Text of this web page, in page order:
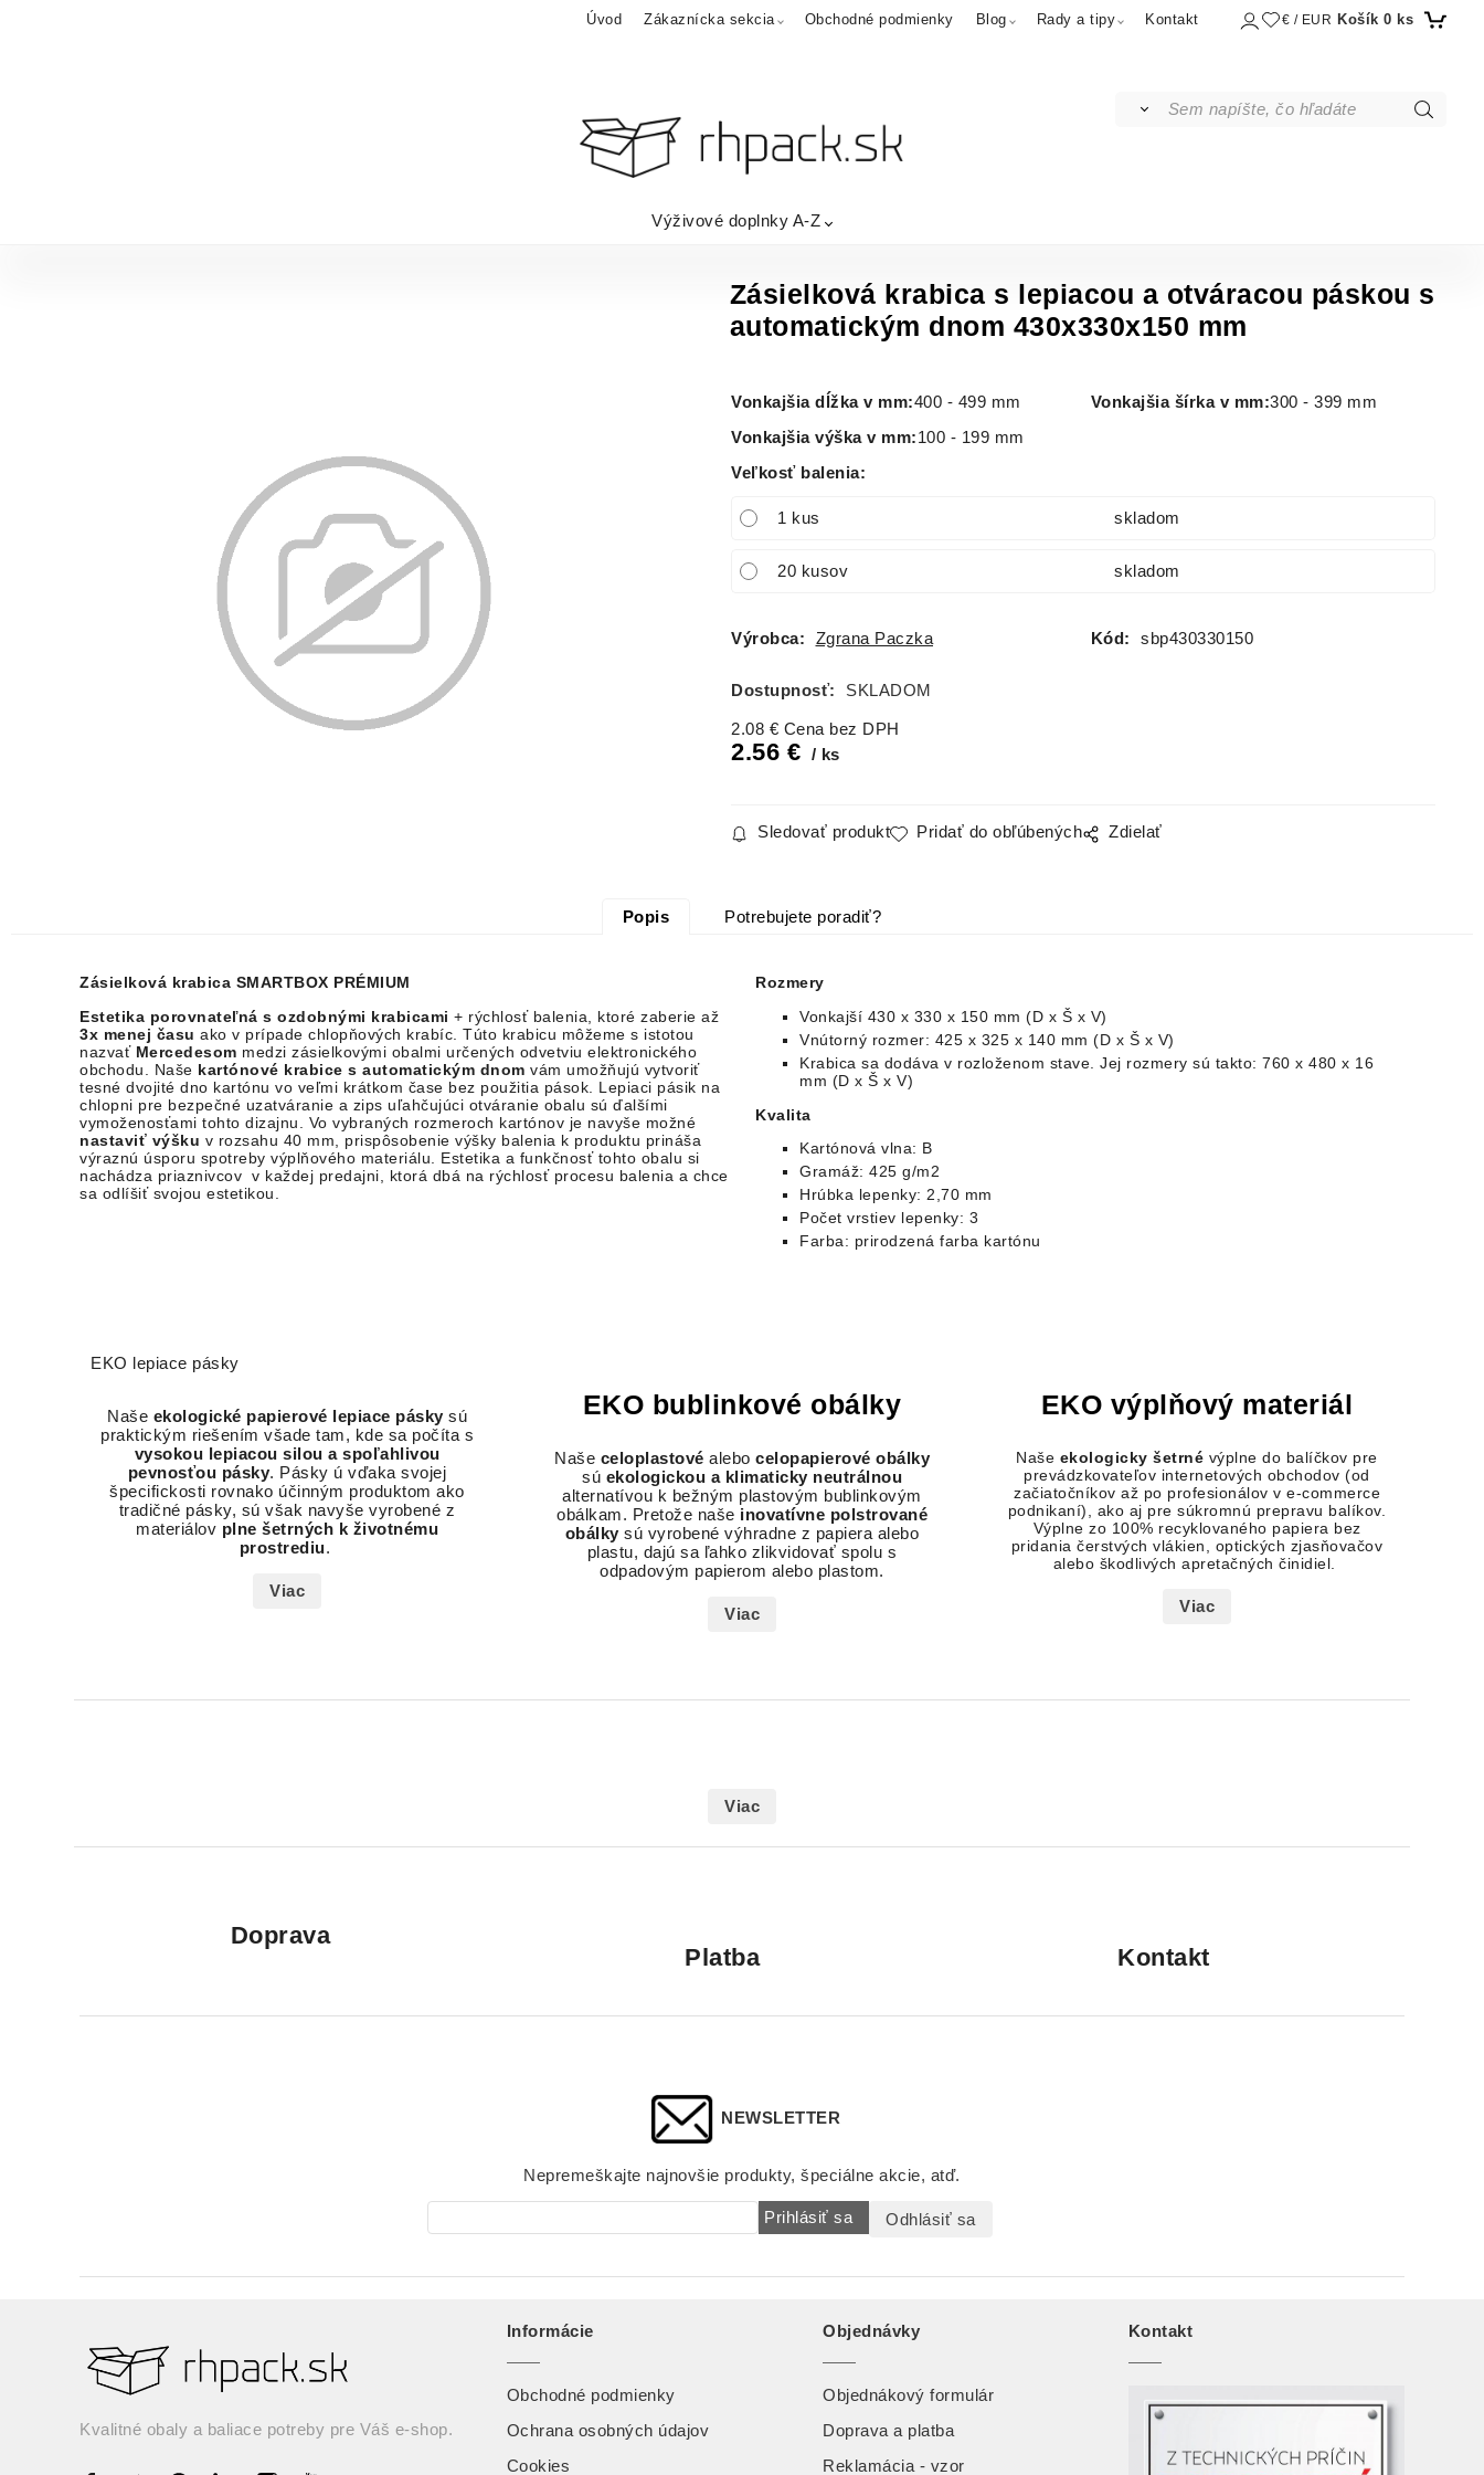
Úvod Zákaznícka sekcia Obchodné podmienky Blog Rady a tipy Kontakt € / EUR Košík 0 ks
Výživové doplnky A-Z
Zásielková krabica s lepiacou a otváracou páskou s
automatickým dnom 430x330x150 mm
Vonkajšia dĺžka v mm:400 - 499 mm Vonkajšia šírka v mm:300 - 399 mm
Vonkajšia výška v mm:100 - 199 mm
Veľkosť balenia:
1 kus skladom
20 kusov skladom
Výrobca: Zgrana Paczka Kód: sbp430330150
Dostupnosť: SKLADOM
2.08 € Cena bez DPH
2.56 € ks
Sledovať produkt Pridať do obľúbených Zdielať
Popis Potrebujete poradiť?
Zásielková krabica SMARTBOX PRÉMIUM
Estetika porovnateľná s ozdobnými krabicami + rýchlosť balenia, ktoré zaberie až
3x menej času ako v prípade chlopňových krabíc. Túto krabicu môžeme s istotou
nazvať Mercedesom medzi zásielkovými obalmi určených odvetviu elektronického
obchodu. Naše kartónové krabice s automatickým dnom vám umožňujú vytvoriť
tesné dvojité dno kartónu vo veľmi krátkom čase bez použitia pások. Lepiaci pásik na
chlopni pre bezpečné uzatváranie a zips uľahčujúci otváranie obalu sú ďalšími
vymoženosťami tohto dizajnu. Vo vybraných rozmeroch kartónov je navyše možné
nastaviť výšku v rozsahu 40 mm, prispôsobenie výšky balenia k produktu prináša
výraznú úsporu spotreby výplňového materiálu . Estetika a funkčnosť tohto obalu si
nachádza priaznivcov v každej predajni, ktorá dbá na rýchlosť procesu balenia a chce
sa odlíšiť svojou estetikou.
Rozmery
Vonkajší 430 x 330 x 150 mm (D x Š x V)
Vnútorný rozmer: 425 x 325 x 140 mm (D x Š x V)
Krabica sa dodáva v rozloženom stave. Jej rozmery sú takto: 760 x 480 x 16
mm (D x Š x V)
Kvalita
Kartónová vlna: B
Gramáž: 425 g/m2
Hrúbka lepenky: 2,70 mm
Počet vrstiev lepenky: 3
Farba: prirodzená farba kartónu
EKO lepiace pásky
Naše ekologické papierové lepiace pásky sú
praktickým riešením všade tam, kde sa počíta s
vysokou lepiacou silou a spoľahlivou
pevnosťou pásky. Pásky ú vďaka svojej
špecifickosti rovnako účinným produktom ako
tradičné pásky, sú však navyše vyrobené z
materiálov plne šetrných k životnému
prostrediu.
Viac
EKO bublinkové obálky
Naše celoplastové alebo celopapierové obálky
sú ekologickou a klimaticky neutrálnou
alternatívou k bežným plastovým bublinkovým
obálkam. Pretože naše inovatívne polstrované
obálky sú vyrobené výhradne z papiera alebo
plastu, dajú sa ľahko zlikvidovať spolu s
odpadovým papierom alebo plastom.
Viac
EKO výplňový materiál
Naše ekologicky šetrné výplne do balíčkov pre
prevádzkovateľov internetových obchodov (od
začiatočníkov až po profesionálov v e-commerce
podnikaní), ako aj pre súkromnú prepravu balíkov.
Výplne zo 100% recyklovaného papiera bez
pridania čerstvých vlákien, optických zjasňovačov
alebo škodlivých apretačných činidiel.
Viac
Viac
Doprava
Platba
Kontakt
NEWSLETTER
Nepremeškajte najnovšie produkty, špeciálne akcie, atď.
Prihlásiť sa Odhlásiť sa
Kvalitné obaly a baliace potreby pre Váš e-shop.
Informácie
Obchodné podmienky
Ochrana osobných údajov
Cookies
Objednávky
Objednákový formulár
Doprava a platba
Reklamácia - vzor
Kontakt